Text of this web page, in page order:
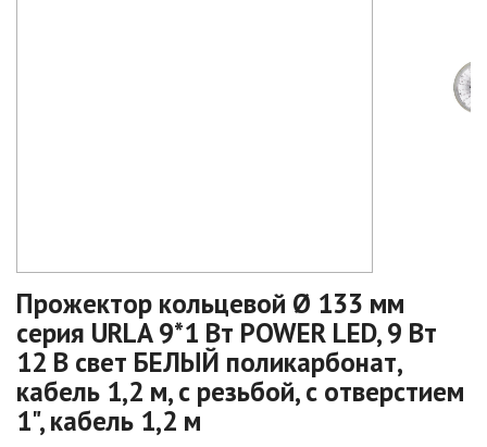
Прожектор кольцевой Ø 133 мм
серия URLA 9*1 Вт POWER LED, 9 Вт
12 В свет БЕЛЫЙ поликарбонат,
кабель 1,2 м, с резьбой, с отверстием
1", кабель 1,2 м